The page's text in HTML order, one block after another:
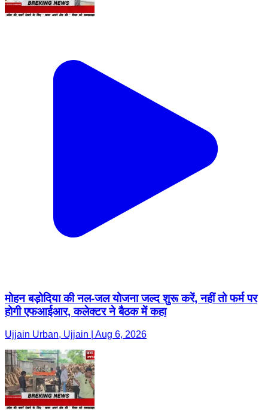
मोहन बड़ोदिया की नल-जल योजना जल्द शुरू करें, नहीं तो फर्म पर
होगी एफआईआर, कलेक्टर ने बैठक में कहा
Ujjain Urban, Ujjain | Aug 6, 2026